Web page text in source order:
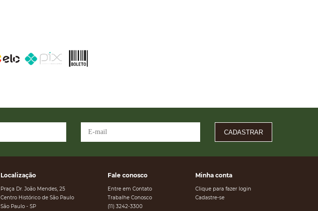
CADASTRAR
Localização
Praça Dr. João Mendes, 25
Centro Histórico de São Paulo
São Paulo - SP
Fale conosco
Entre em Contato
Trabalhe Conosco
(11) 3242-3300
Minha conta
Clique para fazer login
Cadastre-se